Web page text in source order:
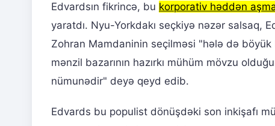
Edvardsın fikrincə, bu korporativ həddən
yaratdı. Nyu-Yorkdakı seçkiyə nəzər salsaq,
Zohran Mamdaninin seçilməsi "hələ də
mənzil bazarının hazırkı mühüm mövzu
nümunədir" deyə qeyd edib.
Edvards bu populist dönüşdəki son inkişafı